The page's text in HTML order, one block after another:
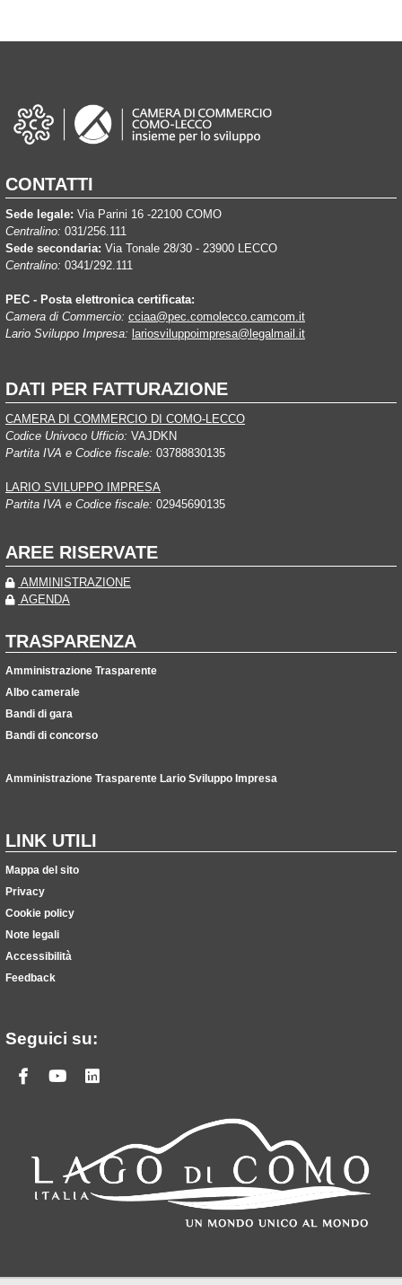
CONTATTI
Sede legale: Via Parini 16 -22100 COMO
Centralino: 031/256.111
Sede secondaria: Via Tonale 28/30 - 23900 LECCO
Centralino: 0341/292.111
PEC - Posta elettronica certificata:
Camera di Commercio: cciaa@pec.comolecco.camcom.it
Lario Sviluppo Impresa: lariosviluppoimpresa@legalmail.it
DATI PER FATTURAZIONE
CAMERA DI COMMERCIO DI COMO-LECCO
Codice Univoco Ufficio: VAJDKN
Partita IVA e Codice fiscale: 03788830135
LARIO SVILUPPO IMPRESA
Partita IVA e Codice fiscale: 02945690135
AREE RISERVATE
AMMINISTRAZIONE
AGENDA
TRASPARENZA
Amministrazione Trasparente
Albo camerale
Bandi di gara
Bandi di concorso
Amministrazione Trasparente Lario Sviluppo Impresa
LINK UTILI
Mappa del sito
Privacy
Cookie policy
Note legali
Accessibilità
Feedback
Seguici su:
Facebook
Youtube